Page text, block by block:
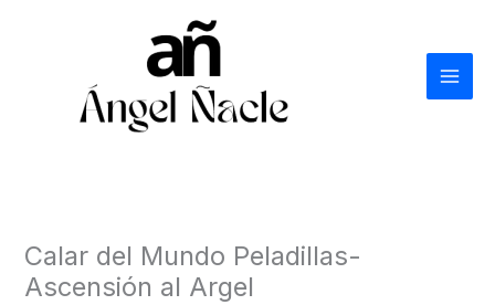
Calar del Mundo Peladillas-
Ascensión al Argel